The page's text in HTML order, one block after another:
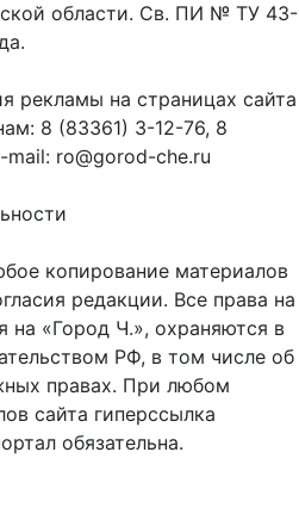
области. Св. ПИ № ТУ 43-
рекламы на страницах сайта
8 (83361) 3-12-76, 8
ro@gorod-che.ru
копирование материалов
редакции. Все права на
на «Город Ч.», охраняются в
РФ, в том числе об
правах. При любом
сайта гиперссылка
обязательна.